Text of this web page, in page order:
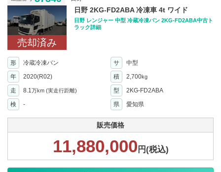
売却済み
日野 2KG-FD2ABA 冷凍車 4t ワイド
日野 レンジャー 中型 冷蔵冷凍バン 2KG-FD2ABA中古ト
ラック詳細
形 冷蔵冷凍バン サ
中型
年
2020(R02) 積 2,700kg
走 8.1万km (実走行距離) 型
2KG-FD2ABA
検
- 県 愛知県
販売価格
11,880,000 円(税込)